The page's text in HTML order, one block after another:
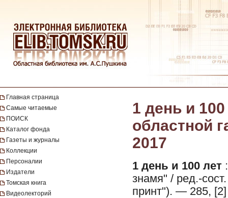
Главная страница
Самые читаемые
ПОИСК
Каталог фонда
Газеты и журналы
Коллекции
Персоналии
Издатели
Томская книга
Видеолекторий
1 день и
областной
2017
1 день и 100 лет
знамя" / ред.-
принт"). — 285,